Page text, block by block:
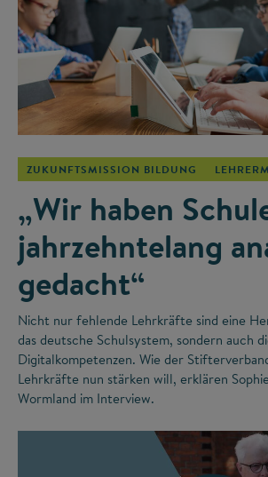
ZUKUNFTSMISSION BILDUNG
„Wir haben
jahrzehntelang
gedacht“
Nicht nur fehlende Lehrkräfte sind eine
das deutsche Schulsystem, sondern auch
Digitalkompetenzen. Wie der
Lehrkräfte nun stärken will, erklären
Wormland im Interview.